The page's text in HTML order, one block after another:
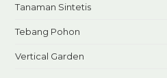
Tanaman Sintetis
Tebang Pohon
Vertical Garden